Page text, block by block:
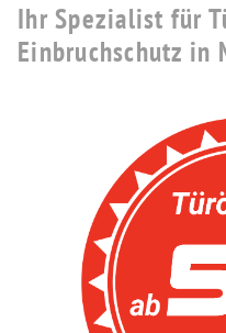
Ihr Spezialist für
Einbruchschutz in